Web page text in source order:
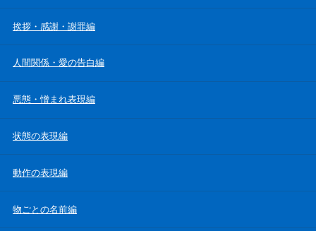
挨拶・感謝・謝罪編
人間関係・愛の告白編
悪態・憎まれ表現編
状態の表現編
動作の表現編
物ごとの名前編